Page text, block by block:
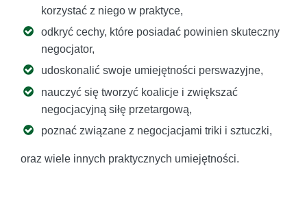
korzystać z niego w praktyce,
odkryć cechy, które posiadać powinien skuteczny
negocjator,
udoskonalić swoje umiejętności perswazyjne,
nauczyć się tworzyć koalicje i zwiększać
negocjacyjną siłę przetargową,
poznać związane z negocjacjami triki i sztuczki,
oraz wiele innych praktycznych umiejętności.